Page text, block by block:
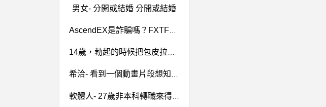
男女- 分開或結婚 分開或結婚
14歲，勃起的時候把包皮拉下來會痛?正常?
希洽- 看到一個動畫片段想知道是哪一部? 看到一個動畫片段想知道是哪一部?